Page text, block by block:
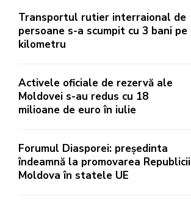
Transportul rutier interraional de
persoane s-a scumpit cu 3 bani pe
kilometru
Activele oficiale de rezervă ale
Moldovei s-au redus cu 18
milioane de euro în iulie
Forumul Diasporei: președinta
îndeamnă la promovarea Republicii
Moldova în statele UE